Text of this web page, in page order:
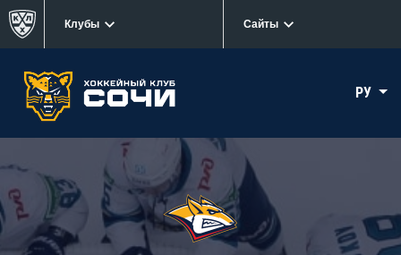
Клубы Сайты
РУ